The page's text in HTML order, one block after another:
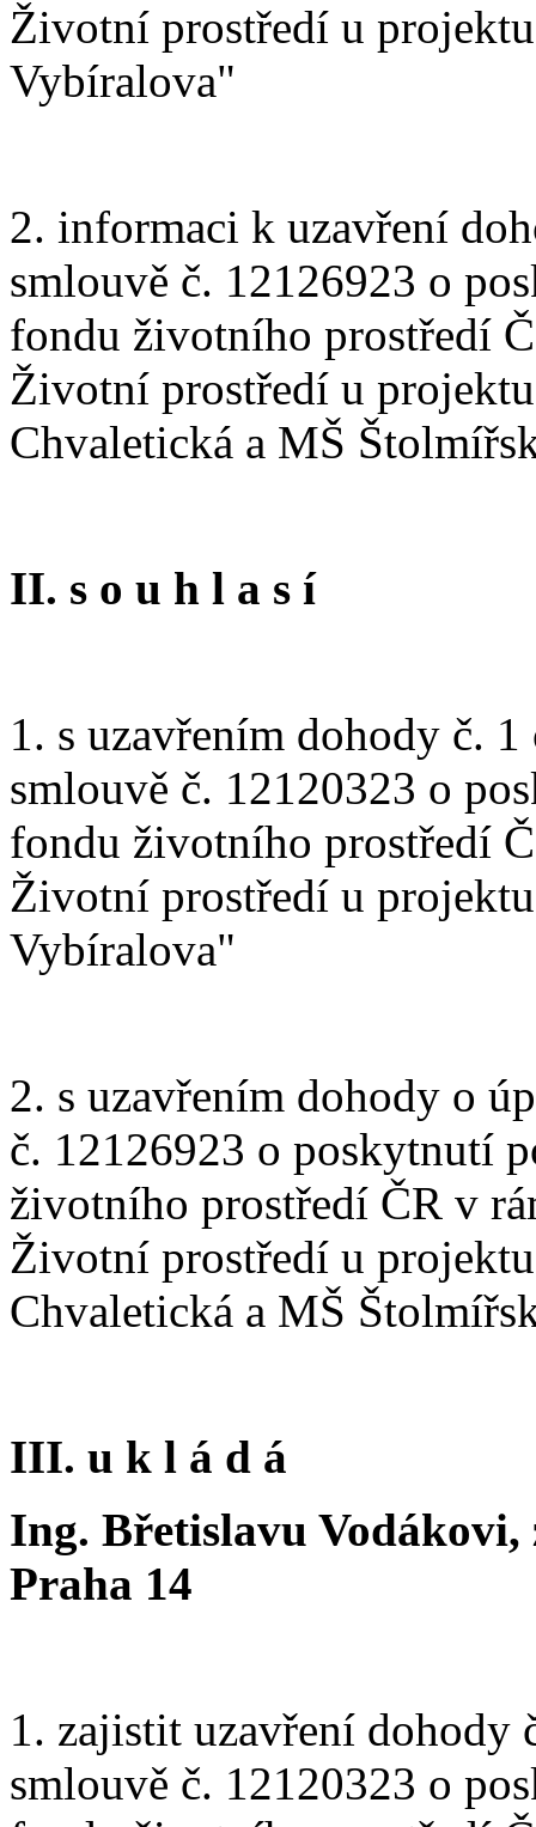
Životní prostředí u
Vybíralova"
2. informaci k uzavření
smlouvě č. 12126923 o
fondu životního prostředí
Životní prostředí u
Chvaletická a MŠ
II. s o u h l a s í
1. s uzavřením dohody č.
smlouvě č. 12120323 o
fondu životního prostředí
Životní prostředí u
Vybíralova"
2. s uzavřením dohody o
č. 12126923 o poskytnutí
životního prostředí ČR v
Životní prostředí u
Chvaletická a MŠ
III. u k l á d á
Ing. Břetislavu Vodákovi,
Praha 14
1. zajistit uzavření dohody
smlouvě č. 12120323 o